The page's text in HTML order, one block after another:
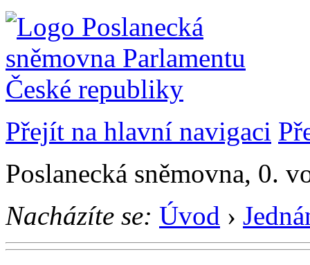
Přejít na hlavní navigaci
Poslanecká sněmovna, 0.
Nacházíte se: Úvod ›